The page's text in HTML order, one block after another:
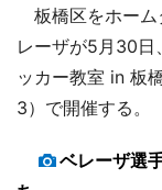
板橋区をホーム
レーザが5月30日
ッカー教室 in 板
3）で開催する。
ベレーザ選